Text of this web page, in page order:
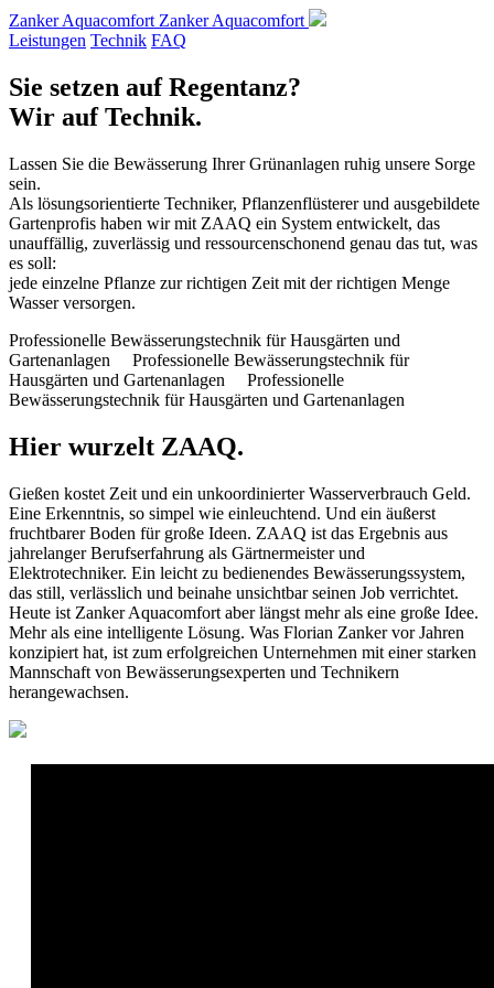
Zanker Aquacomfort Zanker Aquacomfort
Leistungen Technik FAQ
Sie setzen auf Regentanz?
Wir auf Technik.
Lassen Sie die Bewässerung Ihrer Grünanlagen ruhig unsere Sorge
sein.
Als lösungsorientierte Techniker, Pflanzenflüsterer und ausgebildete
Gartenprofis haben wir mit ZAAQ ein System entwickelt, das
unauffällig, zuverlässig und ressourcenschonend genau das tut, was
es soll:
jede einzelne Pflanze zur richtigen Zeit mit der richtigen Menge
Wasser versorgen.
Professionelle Bewässerungstechnik für Hausgärten und
Gartenanlagen Professionelle Bewässerungstechnik für
Hausgärten und Gartenanlagen Professionelle
Bewässerungstechnik für Hausgärten und Gartenanlagen
Hier wurzelt ZAAQ.
Gießen kostet Zeit und ein unkoordinierter Wasserverbrauch Geld.
Eine Erkenntnis, so simpel wie einleuchtend. Und ein äußerst
fruchtbarer Boden für große Ideen. ZAAQ ist das Ergebnis aus
jahrelanger Berufserfahrung als Gärtnermeister und
Elektrotechniker. Ein leicht zu bedienendes Bewässerungssystem,
das still, verlässlich und beinahe unsichtbar seinen Job verrichtet.
Heute ist Zanker Aquacomfort aber längst mehr als eine große Idee.
Mehr als eine intelligente Lösung. Was Florian Zanker vor Jahren
konzipiert hat, ist zum erfolgreichen Unternehmen mit einer starken
Mannschaft von Bewässerungsexperten und Technikern
herangewachsen.